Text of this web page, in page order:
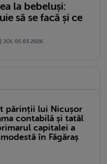
la bebeluși:
să se facă și ce
| JOI, 05.03.2026
părinții lui Nicușor
contabilă și tatăl
capitalei a
în Făgăraș